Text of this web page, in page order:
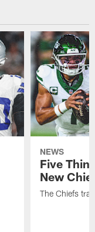
NEWS
Five
New
The Chiefs